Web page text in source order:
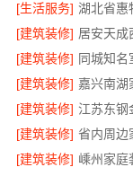
[生活服务]
[建筑装修] 居安天成
[建筑装修]
[建筑装修]
[建筑装修] 江苏东钢
[建筑装修]
[建筑装修]